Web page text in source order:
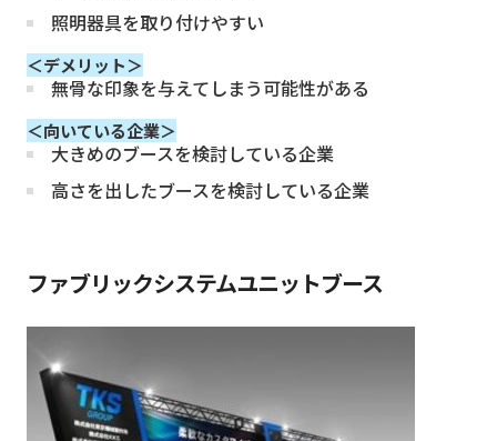
照明器具を取り付けやすい
＜デメリット＞
無骨な印象を与えてしまう可能性がある
＜向いている企業＞
大きめのブースを検討している企業
高さを出したブースを検討している企業
ファブリックシステムユニットブース